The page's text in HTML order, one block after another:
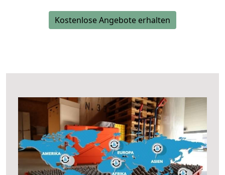
Kostenlose Angebote erhalten